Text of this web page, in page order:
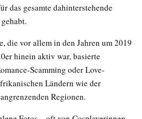
das gesamte dahinterstehende
gehabt.
die vor allem in den Jahren um 2019
hinein aktiv war, basierte
Scamming oder Love-
Ländern wie der
Regionen.